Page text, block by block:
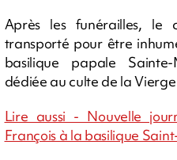
Après les funérailles, le
transporté pour être
basilique papale
dédiée au culte de la
Lire aussi - Nouvelle
François à la basilique